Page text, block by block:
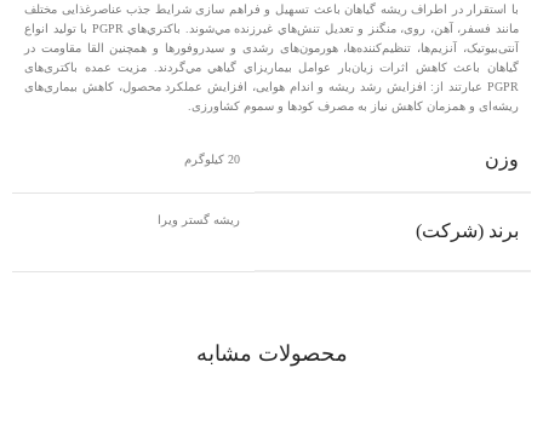
با استقرار در اطراف ریشه گياهان باعث تسهیل و فراهم سازی شرایط جذب عناصرغذایی مختلف
مانند فسفر، آهن، روی، منگنز و تعديل تنش‌هاي غيرزنده مي‌شوند. باكتري‌هاي PGPR با تولید انواع
آنتی‌بیوتیک، آنزيم‌ها، تنظیم‌کننده‌ها، هورمون‌های رشدی و سیدروفورها و همچنين القا مقاومت در
گياهان باعث كاهش اثرات زیان‌بار عوامل بیماریزاي گياهي مي‌گردند. مزیت عمده باکتری‌های
PGPR عبارتند از: افزایش رشد ریشه و اندام‌ هوایی، افزایش عملکرد محصول، کاهش بیماری‌های
ریشه‌ای و همزمان کاهش نیاز به مصرف کودها و سموم کشاورزی.
وزن 20 کیلوگرم
برند (شرکت)
ريشه گستر ويرا
محصولات مشابه